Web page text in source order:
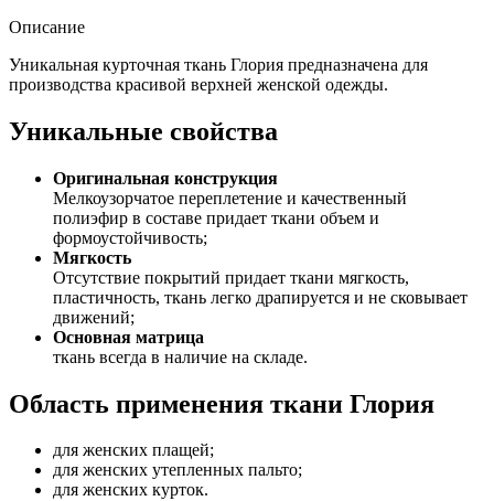
Описание
Уникальная курточная ткань Глория предназначена для
производства красивой верхней женской одежды.
Уникальные свойства
Оригинальная конструкция
Мелкоузорчатое переплетение и качественный
полиэфир в составе придает ткани объем и
формоустойчивость;
Мягкость
Отсутствие покрытий придает ткани мягкость,
пластичность, ткань легко драпируется и не сковывает
движений;
Основная матрица
ткань всегда в наличие на складе.
Область применения ткани Глория
для женских плащей;
для женских утепленных пальто;
для женских курток.